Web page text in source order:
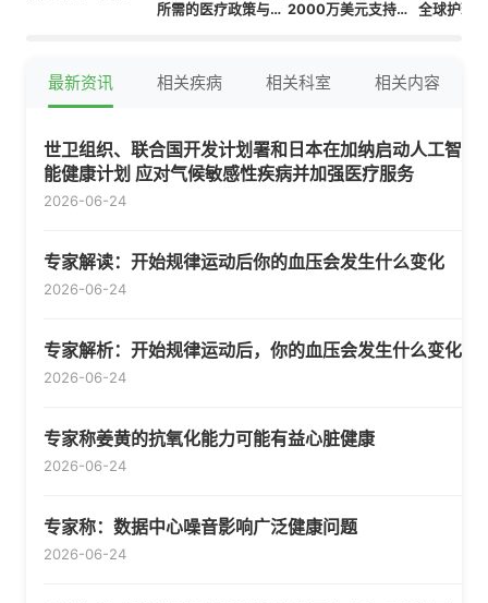
所需的医疗政策与社 2000万美元支持创
全球护理
最新资讯 相关疾病 相关科室 相关内容
世卫组织、联合国开发计划署和日本在加纳启动人工智
能健康计划 应对气候敏感性疾病并加强医疗服务
2026-06-24
专家解读：开始规律运动后你的血压会发生什么变化
2026-06-24
专家解析：开始规律运动后，你的血压会发生什么变化
2026-06-24
专家称姜黄的抗氧化能力可能有益心脏健康
2026-06-24
专家称：数据中心噪音影响广泛健康问题
2026-06-24